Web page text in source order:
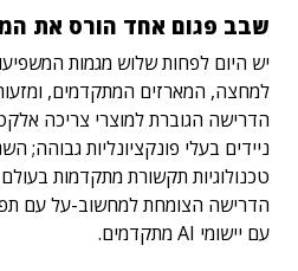
שבב פגום אחד הורס את
יש היום לפחות שלוש מגמות
הדרישה הגוברת למוצרי צריכה
ניידים בעלי פונקציונליות גבוהה;
עם יישומי AI מתקדמים.